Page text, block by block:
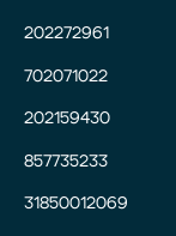
202272961
702071022
202159430
857735233
31850012069